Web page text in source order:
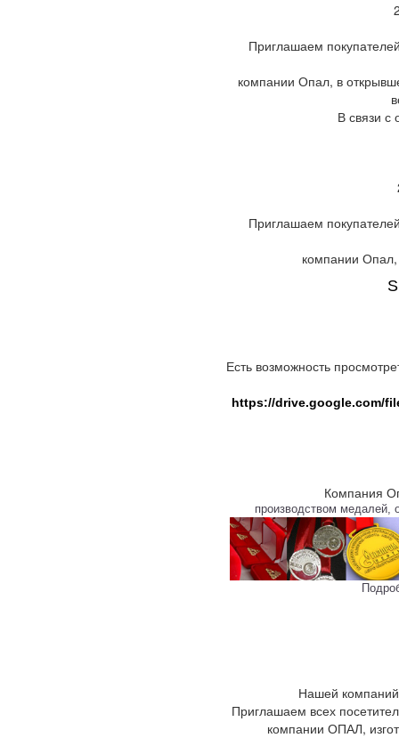
Приглашаем
компании Опал, в
В связи с
Приглашаем
компании
Есть возможность
https://drive.google.com/
Компания
производством медалей,
Нашей
Приглашаем всех
компании ОПАЛ,